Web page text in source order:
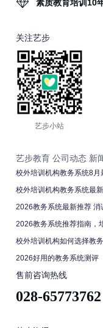
素质教育培训10
关注艺步
艺步小站
艺步教育 公司动态 新
校外培训机构教务系统8月
校外培训机构教务系统最
2026教务系统最新推荐 消
2026教务系统推荐指南，
校外培训机构如何选择教
2026好用的教务系统测评
售前咨询热线
028-65773762